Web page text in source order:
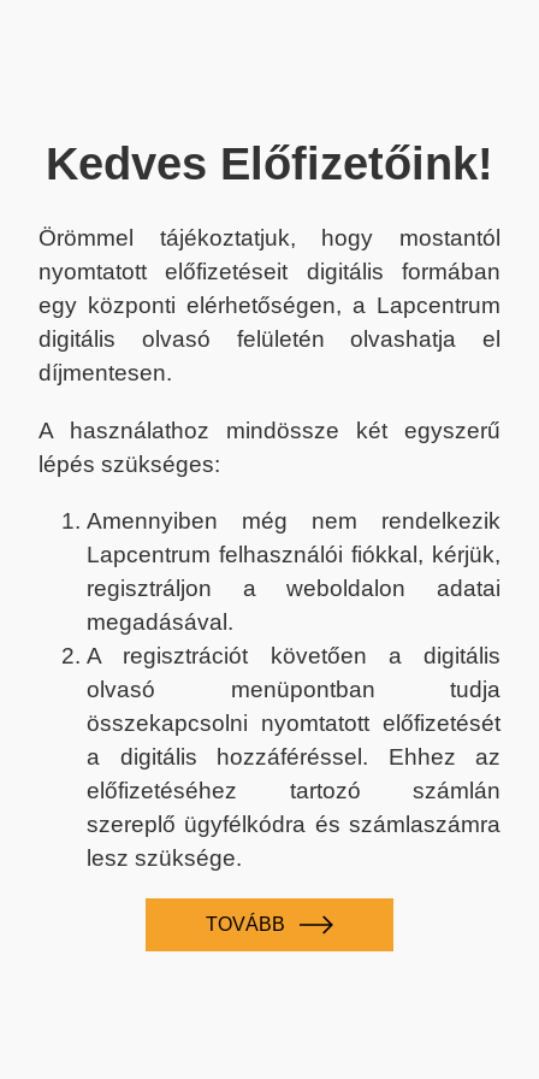
Kedves Előfizetőink!
Örömmel tájékoztatjuk, hogy mostantól
nyomtatott előfizetéseit digitális formában
egy központi elérhetőségen, a Lapcentrum
digitális olvasó felületén olvashatja el
díjmentesen.
A használathoz mindössze két egyszerű
lépés szükséges:
Amennyiben még nem rendelkezik
Lapcentrum felhasználói fiókkal, kérjük,
regisztráljon a weboldalon adatai
megadásával.
A regisztrációt követően a digitális
olvasó menüpontban tudja
összekapcsolni nyomtatott előfizetését
a digitális hozzáféréssel. Ehhez az
előfizetéséhez tartozó számlán
szereplő ügyfélkódra és számlaszámra
lesz szüksége.
TOVÁBB